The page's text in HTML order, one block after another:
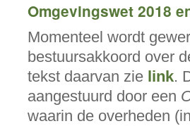
Omgevingswet 2018
Momenteel wordt
bestuursakkoord over
tekst daarvan zie link.
aangestuurd door een
waarin de overheden